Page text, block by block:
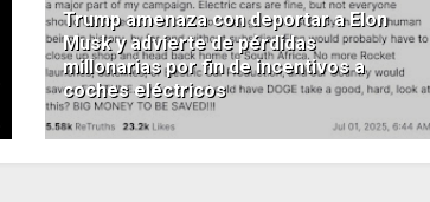
Trump amenaza con deportar a Elon
Musk y advierte de pérdidas
millonarias por fin de incentivos a
coches eléctricos